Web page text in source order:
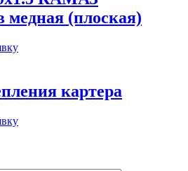
медная (плоская)
картера